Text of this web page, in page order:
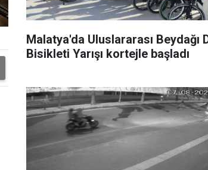
Malatya'da Uluslararası Beydağı
Bisikleti Yarışı kortejle başladı